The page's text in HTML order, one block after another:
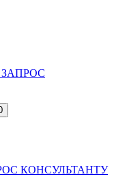
ЗАПРОС
КОНСУЛЬТАНТУ